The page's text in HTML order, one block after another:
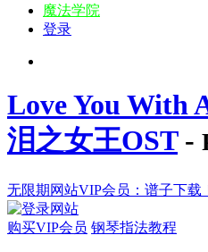
魔法学院
登录
Love You With
泪之女王OST-
无限期网站VIP会员：谱子下载
购买VIP会员 钢琴指法教程